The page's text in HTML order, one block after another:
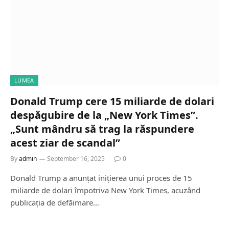
LUMEA
Donald Trump cere 15 miliarde de dolari
despăgubire de la „New York Times”.
„Sunt mândru să trag la răspundere
acest ziar de scandal”
Byadmin September 16, 2025 0
Donald Trump a anunțat inițierea unui proces de 15
miliarde de dolari împotriva New York Times, acuzând
publicația de defăimare…